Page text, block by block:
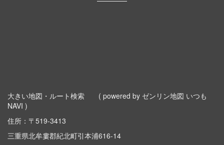
大きい地図・ルート検索
( powered by ゼンリン地図 いつも
NAVI )
住所：〒519-3413
三重県北牟婁郡紀北町引本浦616-14